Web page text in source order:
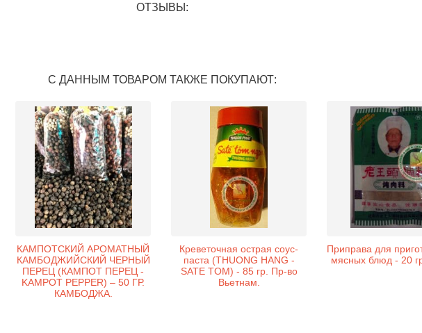
ОТЗЫВЫ:
С ДАННЫМ ТОВАРОМ ТАКЖЕ ПОКУПАЮТ:
КАМПОТСКИЙ АРОМАТНЫЙ
КАМБОДЖИЙСКИЙ ЧЕРНЫЙ
ПЕРЕЦ (КАМПОТ ПЕРЕЦ -
KAMPOT PEPPER) – 50 ГР.
КАМБОДЖА.
Креветочная острая соус-
паста (THUONG HANG -
SATE TOM) - 85 гр. Пр-во
Вьетнам.
Приправа для
мясных блюд - 20